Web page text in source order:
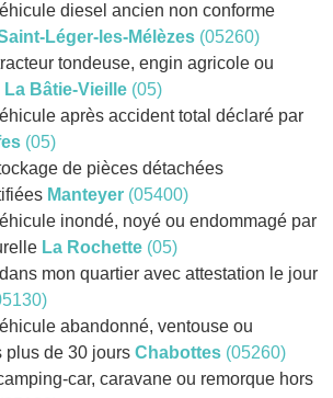
diesel ancien non conforme
Léger-les-Mélèzes (05260)
tondeuse, engin agricole ou
La Bâtie-Vieille (05)
après accident total déclaré par
(05)
de pièces détachées
Manteyer (05400)
inondé, noyé ou endommagé par
La Rochette (05)
mon quartier avec attestation le jour
abandonné, ventouse ou
plus de 30 jours Chabottes (05260)
car, caravane ou remorque hors